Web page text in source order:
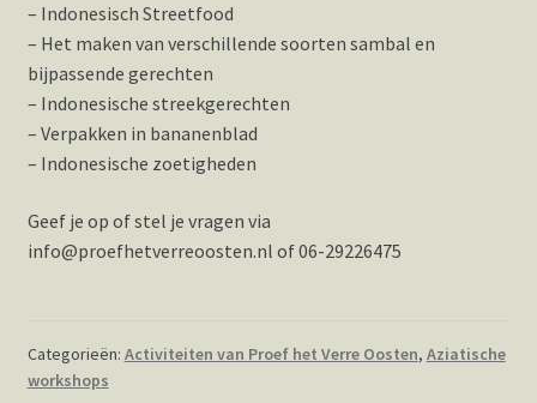
– Indonesisch Streetfood
– Het maken van verschillende soorten sambal en
bijpassende gerechten
– Indonesische streekgerechten
– Verpakken in bananenblad
– Indonesische zoetigheden
Geef je op of stel je vragen via
info@proefhetverreoosten.nl of 06-29226475
Categorieën: Activiteiten van Proef het Verre Oosten, Aziatische
workshops